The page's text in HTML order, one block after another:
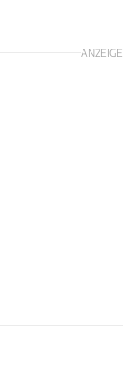
ANZEIGE